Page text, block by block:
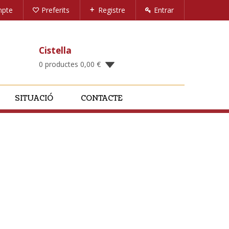
Preferits Registre Entrar
Cistella
0 productes 0,00 €
SITUACIÓ CONTACTE